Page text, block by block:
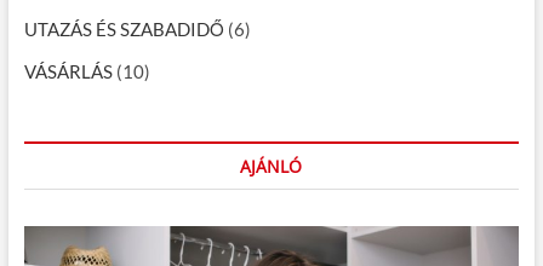
UTAZÁS ÉS SZABADIDŐ (6)
VÁSÁRLÁS(10)
AJÁNLÓ